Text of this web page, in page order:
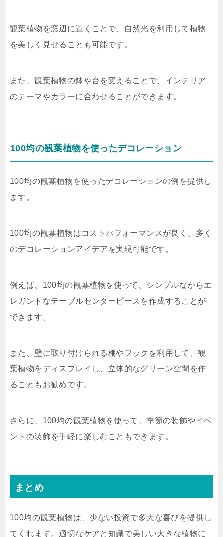
観葉植物を窓辺に置くことで、自然光を利用して植物
を美しく見せることも可能です。
また、観葉植物の鉢や台を変えることで、インテリア
のテーマやカラーに合わせることができます。
100均の観葉植物を使ったデコレーション
100均の観葉植物を使ったデコレーションの例を提供し
ます。
100均の観葉植物はコストパフォーマンスが良く、多く
のデコレーションアイデアを実現可能です。
例えば、100均の観葉植物を使って、シンプルながらエ
レガントなテーブルセンターピースを作成することが
できます。
また、壁に取り付けられる棚やフックを利用して、観
葉植物をディスプレイし、立体的なグリーン空間を作
ることもお勧めです。
さらに、100均の観葉植物を使って、季節の装飾やイベ
ントの装飾を手軽に楽しむこともできます。
まとめ
100均の観葉植物は、少ない投資で多大な喜びを提供し
てくれます。適切なケアと知識で美しい大きな植物に